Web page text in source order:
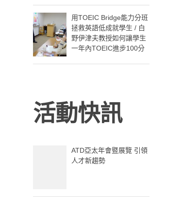
用TOEIC Bridge能力分班
拯救英語低成就學生 / 白
野伊津夫教授如何讓學生
一年內TOEIC進步100分
活動快訊
ATD亞太年會暨展覽 引領
人才新趨勢